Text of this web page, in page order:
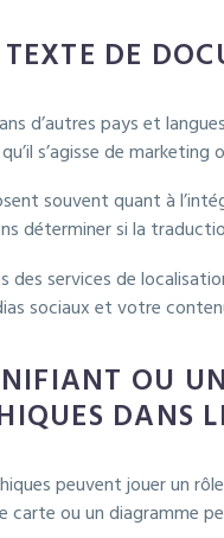
DE
d’autres pays et
s’agisse de
souvent quant à
déterminer si la
des services de
sociaux et votre
OU
DANS
peuvent jouer un
carte ou un diagramme